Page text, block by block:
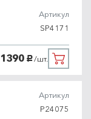
Артикул
SP4171
1390 руб./шт.
Артикул
P24075